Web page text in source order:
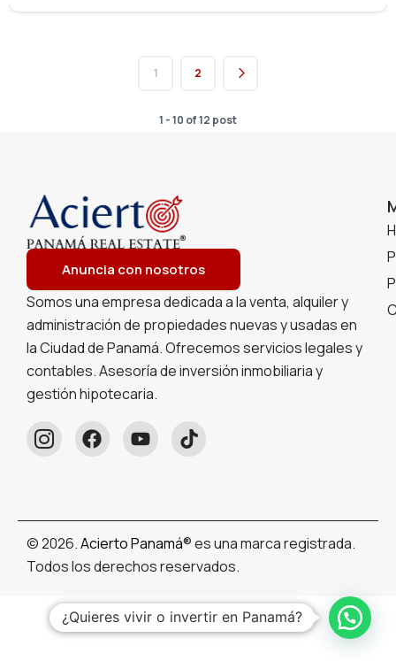
1 2
1 - 10 of 12 post
Anuncia con nosotros
Somos una empresa dedicada a la venta, alquiler y
administración de propiedades nuevas y usadas en
la Ciudad de Panamá. Ofrecemos servicios legales y
contables. Asesoría de inversión inmobiliaria y
gestión hipotecaria.
© 2026.Acierto Panamá® es una marca registrada.
Todos los derechos reservados.
¿Quieres vivir o invertir en Panamá?
Español